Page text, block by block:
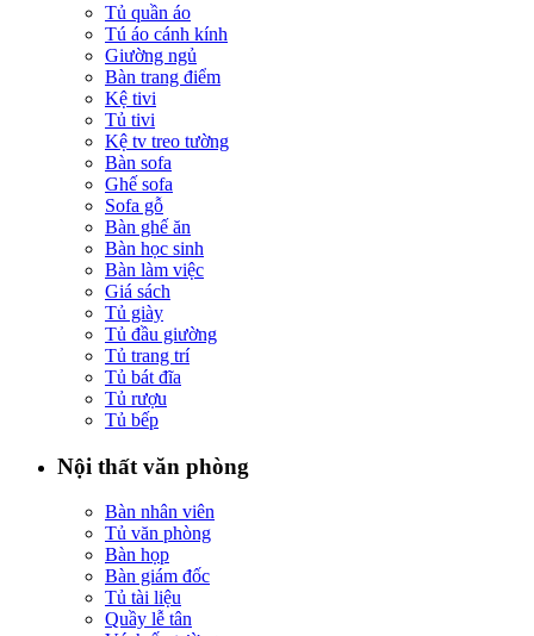
Tủ quần áo
Tú áo cánh kính
Giường ngủ
Bàn trang điểm
Kệ tivi
Tủ tivi
Kệ tv treo tường
Bàn sofa
Ghế sofa
Sofa gỗ
Bàn ghế ăn
Bàn học sinh
Bàn làm việc
Giá sách
Tủ giày
Tủ đầu giường
Tủ trang trí
Tủ bát đĩa
Tủ rượu
Tủ bếp
Nội thất văn phòng
Bàn nhân viên
Tủ văn phòng
Bàn họp
Bàn giám đốc
Tủ tài liệu
Quầy lễ tân